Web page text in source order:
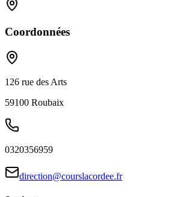
Coordonnées
126 rue des Arts
59100 Roubaix
0320356959
direction@courslacordee.fr